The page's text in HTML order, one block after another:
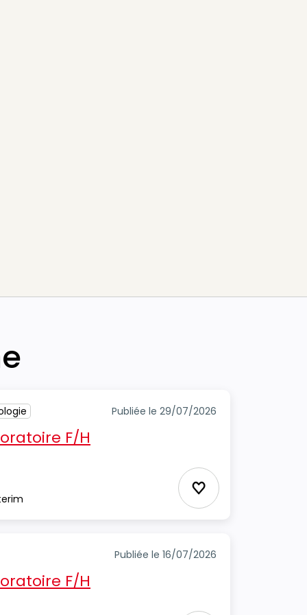
Publiée le 29/07/2026
F/H
Ajouter aux
Publiée le 16/07/2026
F/H